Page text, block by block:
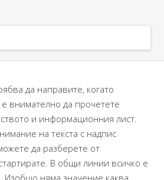
да направите, когато
внимателно да прочетете
и информационния лист.
на текста с надпис
да разберете от
В общи линии всичко е
няма значение каква